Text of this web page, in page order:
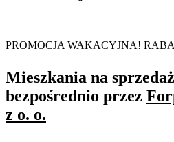
PROMOCJA WAKACYJNA!
Mieszkania na
bezpośrednio przez
z o. o.